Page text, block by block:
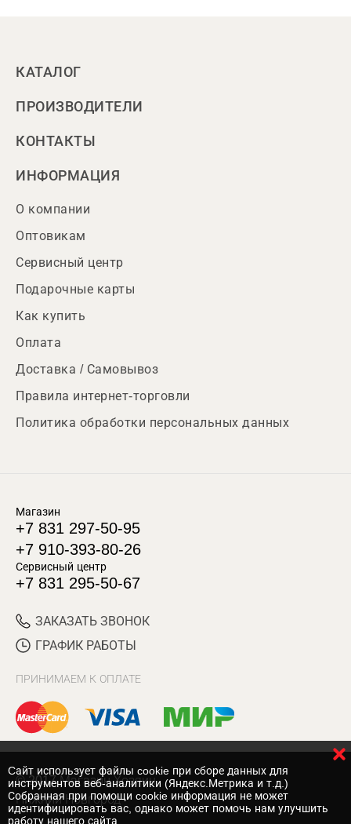
КАТАЛОГ
ПРОИЗВОДИТЕЛИ
КОНТАКТЫ
ИНФОРМАЦИЯ
О компании
Оптовикам
Сервисный центр
Подарочные карты
Как купить
Оплата
Доставка / Самовывоз
Правила интернет-торговли
Политика обработки персональных данных
Магазин
+7 831 297-50-95
+7 910-393-80-26
Сервисный центр
+7 831 295-50-67
ЗАКАЗАТЬ ЗВОНОК
ГРАФИК РАБОТЫ
ПРИНИМАЕМ К ОПЛАТЕ
© 2017 Магазин Хозяин
Нижний Новгород
Cайт использует файлы cookie при сборе данных для
инструментов веб-аналитики (Яндекс.Метрика и т.д.)
Собранная при помощи cookie информация не может
идентифицировать вас, однако может помочь нам улучшить
работу нашего сайта.